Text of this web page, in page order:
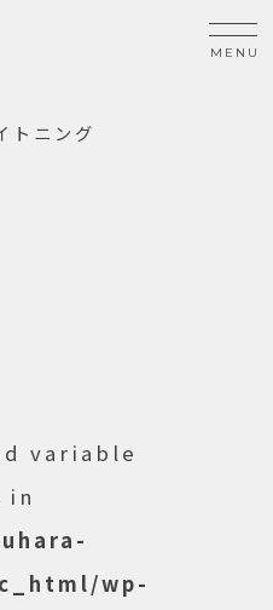
トニング
variable
in
wp-